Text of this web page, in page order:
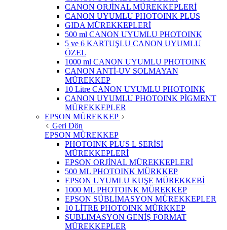
CANON ORJİNAL MÜREKKEPLERİ
CANON UYUMLU PHOTOINK PLUS
GIDA MÜREKKEPLERİ
500 ml CANON UYUMLU PHOTOINK
5 ve 6 KARTUŞLU CANON UYUMLU
ÖZEL
1000 ml CANON UYUMLU PHOTOINK
CANON ANTİ-UV SOLMAYAN
MÜREKKEP
10 Litre CANON UYUMLU PHOTOINK
CANON UYUMLU PHOTOINK PİGMENT
MÜREKKEPLER
EPSON MÜREKKEP
Geri Dön
EPSON MÜREKKEP
PHOTOINK PLUS L SERİSİ
MÜREKKEPLERİ
EPSON ORJİNAL MÜREKKEPLERİ
500 ML PHOTOINK MÜRKKEP
EPSON UYUMLU KUŞE MÜREKKEBİ
1000 ML PHOTOINK MÜREKKEP
EPSON SÜBLİMASYON MÜREKKEPLER
10 LİTRE PHOTOINK MÜRKKEP
SUBLIMASYON GENİŞ FORMAT
MÜREKKEPLER